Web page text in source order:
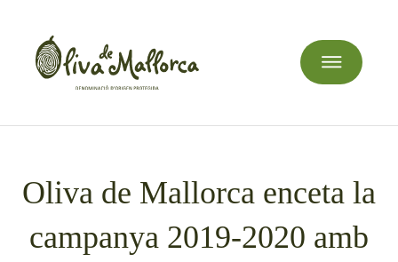
Oliva de Mallorca enceta la
campanya 2019-2020 amb